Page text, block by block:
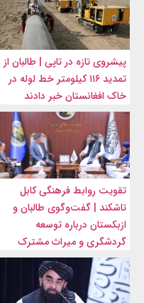
پیشروی تازه در تاپی | طالبان از
تمدید ۱۱۶ کیلومتر خط لوله در
خاک افغانستان خبر دادند
تقویت روابط فرهنگی کابل
تاشکند | گفت‌وگوی طالبان و
ازبکستان درباره توسعه
گردشگری و میراث مشترک